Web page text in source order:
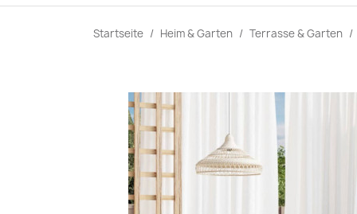
Startseite Heim & Garten Terrasse & Garten